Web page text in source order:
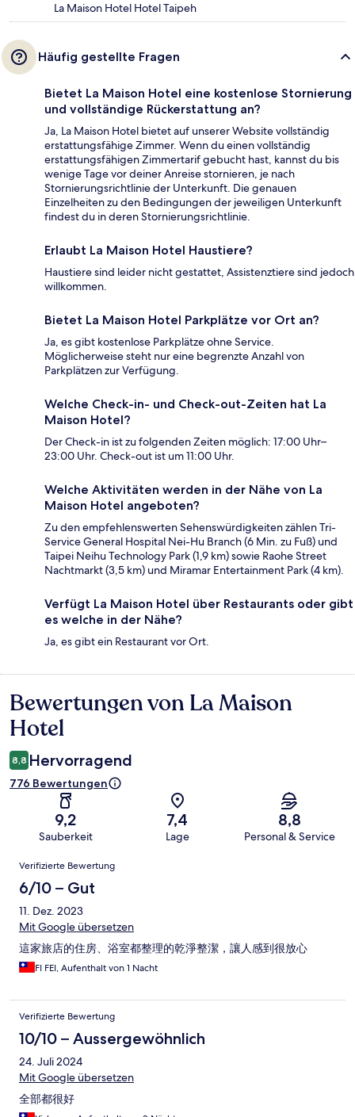
La Maison Hotel Hotel Taipeh
Häufig gestellte Fragen
Bietet La Maison Hotel eine kostenlose Stornierung
und vollständige Rückerstattung an?
Ja, La Maison Hotel bietet auf unserer Website vollständig
erstattungsfähige Zimmer. Wenn du einen vollständig
erstattungsfähigen Zimmertarif gebucht hast, kannst du bis
wenige Tage vor deiner Anreise stornieren, je nach
Stornierungsrichtlinie der Unterkunft. Die genauen
Einzelheiten zu den Bedingungen der jeweiligen Unterkunft
findest du in deren Stornierungsrichtlinie.
Erlaubt La Maison Hotel Haustiere?
Haustiere sind leider nicht gestattet, Assistenztiere sind jedoch
willkommen.
Bietet La Maison Hotel Parkplätze vor Ort an?
Ja, es gibt kostenlose Parkplätze ohne Service.
Möglicherweise steht nur eine begrenzte Anzahl von
Parkplätzen zur Verfügung.
Welche Check-in- und Check-out-Zeiten hat La
Maison Hotel?
Der Check-in ist zu folgenden Zeiten möglich: 17:00 Uhr–
23:00 Uhr. Check-out ist um 11:00 Uhr.
Welche Aktivitäten werden in der Nähe von La
Maison Hotel angeboten?
Zu den empfehlenswerten Sehenswürdigkeiten zählen Tri-
Service General Hospital Nei-Hu Branch (6 Min. zu Fuß) und
Taipei Neihu Technology Park (1,9 km) sowie Raohe Street
Nachtmarkt (3,5 km) und Miramar Entertainment Park (4 km).
Verfügt La Maison Hotel über Restaurants oder gibt
es welche in der Nähe?
Ja, es gibt ein Restaurant vor Ort.
Bewertungen
Bewertungen von La Maison
Hotel
8,8 Hervorragend
776 Bewertungen
9,2
Sauberkeit
7,4
Lage
8,8
Personal & Service
Bewertungen
Verifizierte Bewertung
6/10 – Gut
11. Dez. 2023
Mit Google übersetzen
這家旅店的住房、浴室都整理的乾淨整潔，讓人感到很放心
FI FEI, Aufenthalt von 1 Nacht
Verifizierte Bewertung
10/10 – Aussergewöhnlich
24. Juli 2024
Mit Google übersetzen
全部都很好